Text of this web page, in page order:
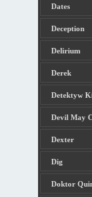
Dates
Deception
Delirium
Derek
Detektyw
Devil May
Dexter
Dig
Doktor